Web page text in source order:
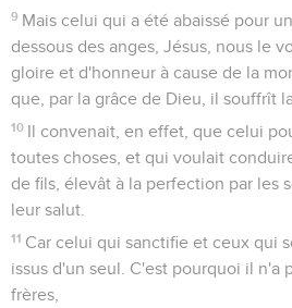
9 Mais celui qui a été abaissé pour
dessous des anges, Jésus, nous le
gloire et d'honneur à cause de la
que, par la grâce de Dieu, il souffrît
10 Il convenait, en effet, que celui
toutes choses, et qui voulait
de fils, élevât à la perfection par les
leur salut.
11 Car celui qui sanctifie et ceux qui
issus d'un seul. C'est pourquoi il n'a
frères,